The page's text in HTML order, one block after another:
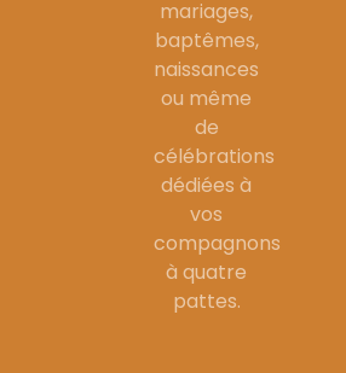
mariages,
baptêmes,
naissances
ou même
de
célébrations
dédiées à
vos
compagnons
à quatre
pattes.